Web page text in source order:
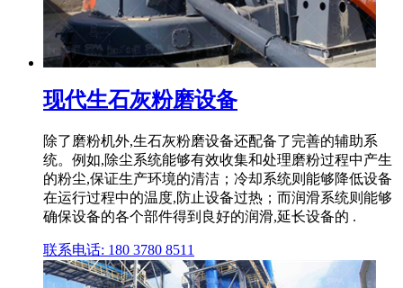
现代生石灰粉磨设备
除了磨粉机外,生石灰粉磨设备还配备了完善的辅助系
统。例如,除尘系统能够有效收集和处理磨粉过程中产生
的粉尘,保证生产环境的清洁；冷却系统则能够降低设备
在运行过程中的温度,防止设备过热；而润滑系统则能够
确保设备的各个部件得到良好的润滑,延长设备的 .
联系电话: 180 3780 8511